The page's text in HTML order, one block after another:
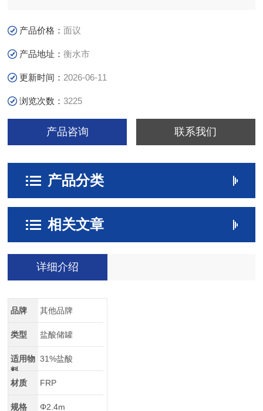
产品价格：面议
产品地址：衡水市
更新时间： 2026-06-11
浏览次数：3225
产品咨询 联系我们
产品分类
相关文章
详细介绍
品牌 其他品牌
类型 盐酸储罐
适用物
料
31%盐酸
材质 FRP
规格 Φ2.4m